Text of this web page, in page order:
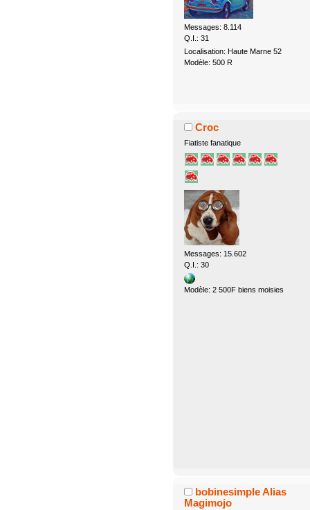
Messages: 8.114
Q.I.: 31
Localisation: Haute Marne 52
Modèle: 500 R
Croc
Fiatiste fanatique
Messages: 15.602
Q.I.: 30
Modèle: 2 500F biens moisies
bobinesimple Alias
Magimojo